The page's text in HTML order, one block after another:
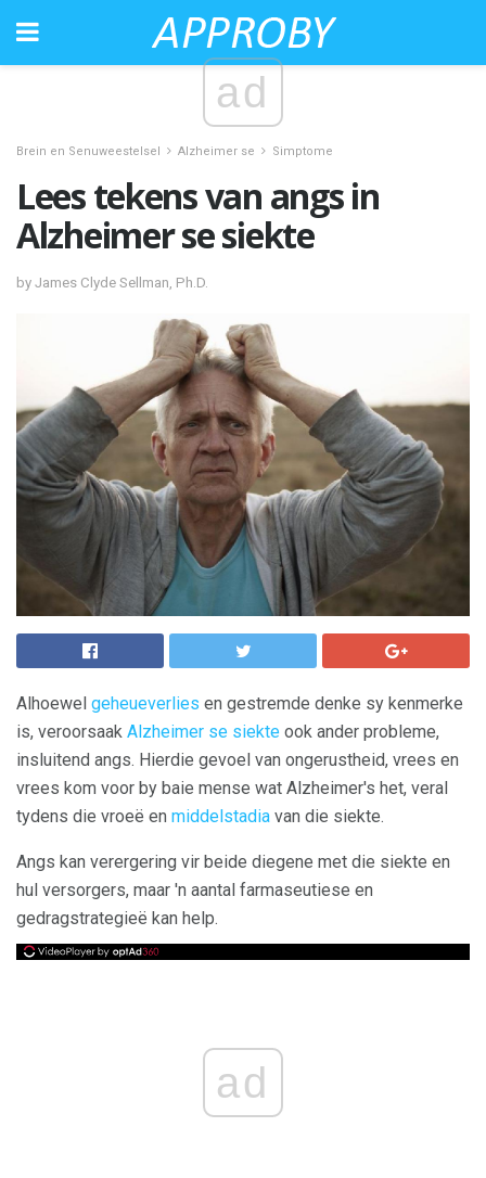
ad
Brein en Senuweestelsel Alzheimer se Simptome
Lees tekens van angs in
Alzheimer se siekte
by James Clyde Sellman, Ph.D.
Alhoewel geheueverlies en gestremde denke sy kenmerke
is, veroorsaak Alzheimer se siekte ook ander probleme,
insluitend angs. Hierdie gevoel van ongerustheid, vrees en
vrees kom voor by baie mense wat Alzheimer's het, veral
tydens die vroeë en middelstadia van die siekte.
Angs kan verergering vir beide diegene met die siekte en
hul versorgers, maar 'n aantal farmaseutiese en
gedragstrategieë kan help.
ad